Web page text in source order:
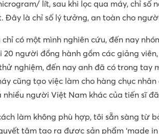
lít, sau khi lọc qua máy, chỉ số
Đây là chỉ số lý tưởng, an toàn cho
có một mình nghiên cứu, đến nay
20 người đồng hành gồm các giảng
nghiệm, đến nay anh đã có trong tay
cũng tạo việc làm cho hàng chục
nhiều người Việt Nam khác của tiến sĩ
làm không phù hợp, tôi sẵn sàng từ
tâm tạo ra được sản phẩm ‘made